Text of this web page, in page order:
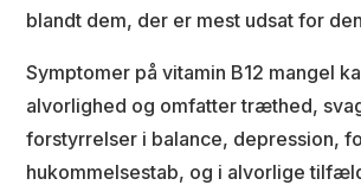
blandt dem, der er mest udsat for
Symptomer på vitamin B12 mangel
alvorlighed og omfatter træthed,
forstyrrelser i balance, depression,
hukommelsestab, og i alvorlige